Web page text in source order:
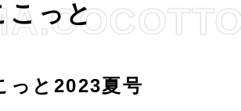
こっと
っと2023夏号